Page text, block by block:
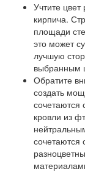
Учтите
кирпича.
площади
это может
лучшую
выбранным
Обратите
создать
кровли из